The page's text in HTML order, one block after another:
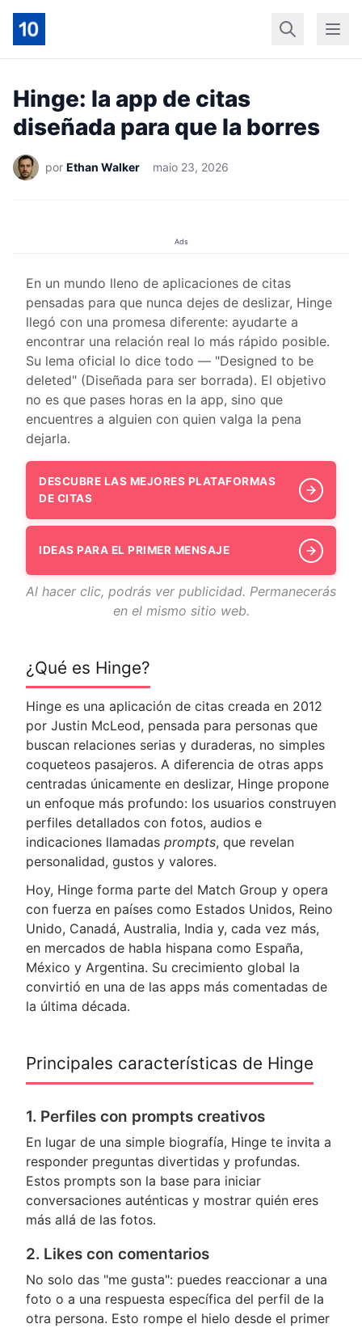
InícioGeral
Hinge: la app de citas
diseñada para que la borres
por Ethan Walker maio 23, 2026
Ads
En un mundo lleno de aplicaciones de citas
pensadas para que nunca dejes de deslizar, Hinge
llegó con una promesa diferente: ayudarte a
encontrar una relación real lo más rápido posible.
Su lema oficial lo dice todo — "Designed to be
deleted" (Diseñada para ser borrada). El objetivo
no es que pases horas en la app, sino que
encuentres a alguien con quien valga la pena
dejarla.
DESCUBRE LAS MEJORES PLATAFORMAS
DE CITAS
IDEAS PARA EL PRIMER MENSAJE
Al hacer clic, podrás ver publicidad. Permanecerás
en el mismo sitio web.
¿Qué es Hinge?
Hinge es una aplicación de citas creada en 2012
por Justin McLeod, pensada para personas que
buscan relaciones serias y duraderas, no simples
coqueteos pasajeros. A diferencia de otras apps
centradas únicamente en deslizar, Hinge propone
un enfoque más profundo: los usuarios construyen
perfiles detallados con fotos, audios e
indicaciones llamadas prompts, que revelan
personalidad, gustos y valores.
Hoy, Hinge forma parte del Match Group y opera
con fuerza en países como Estados Unidos, Reino
Unido, Canadá, Australia, India y, cada vez más,
en mercados de habla hispana como España,
México y Argentina. Su crecimiento global la
convirtió en una de las apps más comentadas de
la última década.
Principales características de Hinge
1. Perfiles con prompts creativos
En lugar de una simple biografía, Hinge te invita a
responder preguntas divertidas y profundas.
Estos prompts son la base para iniciar
conversaciones auténticas y mostrar quién eres
más allá de las fotos.
2. Likes con comentarios
No solo das "me gusta": puedes reaccionar a una
foto o a una respuesta específica del perfil de la
otra persona. Esto rompe el hielo desde el primer